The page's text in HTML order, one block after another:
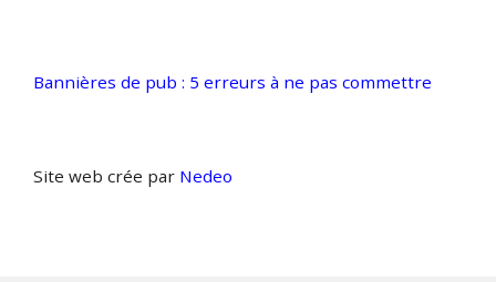
Bannières de pub : 5 erreurs à ne pas commettre
Site web crée par Nedeo